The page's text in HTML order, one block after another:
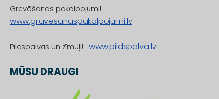
Gravēšanas pakalpojumi!
www.gravesanaspakalpojumi.lv
Pildspalvas un zīmuļi! www.pildspalva.lv
MŪSU DRAUGI